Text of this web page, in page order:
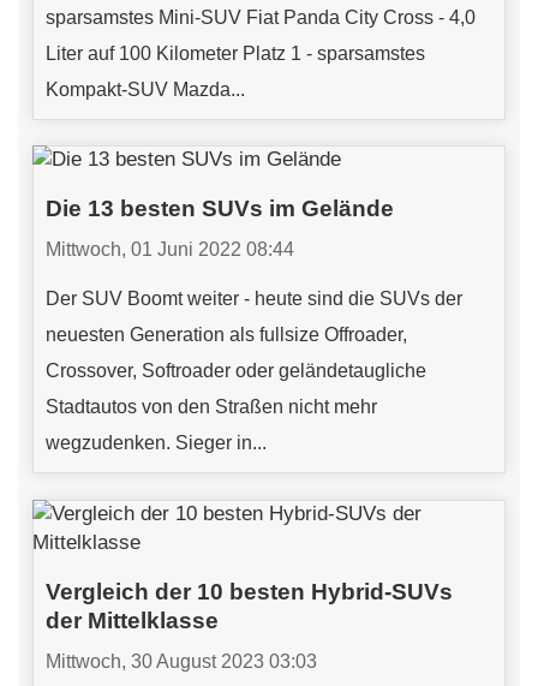
sparsamstes Mini-SUV Fiat Panda City Cross - 4,0
Liter auf 100 Kilometer Platz 1 - sparsamstes
Kompakt-SUV Mazda...
Die 13 besten SUVs im Gelände
Mittwoch, 01 Juni 2022 08:44
Der SUV Boomt weiter - heute sind die SUVs der
neuesten Generation als fullsize Offroader,
Crossover, Softroader oder geländetaugliche
Stadtautos von den Straßen nicht mehr
wegzudenken. Sieger in...
Vergleich der 10 besten Hybrid-SUVs
der Mittelklasse
Mittwoch, 30 August 2023 03:03